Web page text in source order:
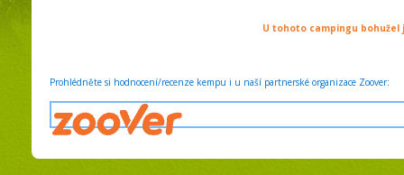
U tohoto campingu
Prohlédněte si hodnocení/recenze kempu i u naší partnerské organizace Zoover: